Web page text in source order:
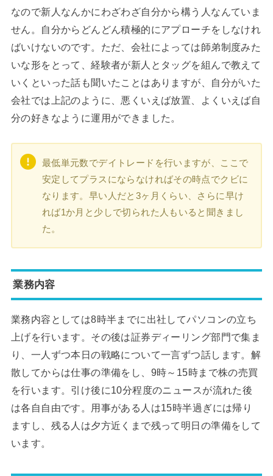
なので新人なんかにわざわざ自分から構う人なんていま
せん。自分からどんどん積極的にアプローチをしなけれ
ばいけないのです。ただ、会社によっては師弟制度みた
いな形をとって、経験者が新人とタッグを組んで教えて
いくといった話も聞いたことはありますが、自分がいた
会社では上記のように、悪くいえば放置、よくいえば自
分の好きなように運用ができました。
最低単元数でデイトレードを行いますが、ここで
安定してプラスにならなければその時点でクビに
なります。早い人だと3ヶ月くらい、さらに早け
れば1か月と少しで切られた人もいると聞きまし
た。
業務内容
業務内容としては8時半までに出社してパソコンの立ち
上げを行います。その後は証券ディーリング部門で集ま
り、一人ずつ本日の戦略について一言ずつ話します。解
散してからは仕事の準備をし、9時～15時まで株の売買
を行います。引け後に10分程度のニュースが流れた後
は各自自由です。用事がある人は15時半過ぎには帰り
ますし、残る人は夕方近くまで残って明日の準備をして
います。